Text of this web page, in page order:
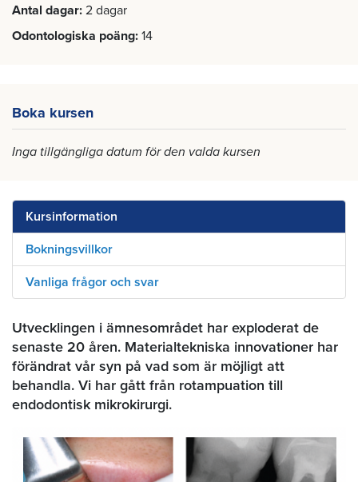
Antal dagar 2 dagar
Odontologiska poäng 14
Boka kursen
Inga tillgängliga datum för den valda kursen
Kursinformation
Bokningsvillkor
Vanliga frågor och svar
Utvecklingen i ämnesområdet har exploderat de
senaste 20 åren. Materialtekniska innovationer har
förändrat vår syn på vad som är möjligt att
behandla. Vi har gått från rotampuation till
endodontisk mikrokirurgi.